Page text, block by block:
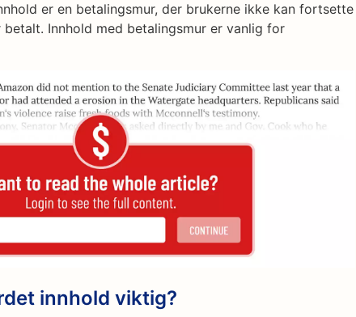
er en betalingsmur, der brukerne ikke kan fortsette
Innhold med betalingsmur er vanlig for
innhold viktig?